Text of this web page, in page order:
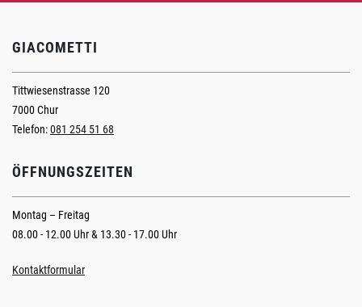
GIACOMETTI
Tittwiesenstrasse 120
7000 Chur
Telefon:081 254 51 68
ÖFFNUNGSZEITEN
Montag – Freitag
08.00 - 12.00 Uhr & 13.30 - 17.00 Uhr
Kontaktformular